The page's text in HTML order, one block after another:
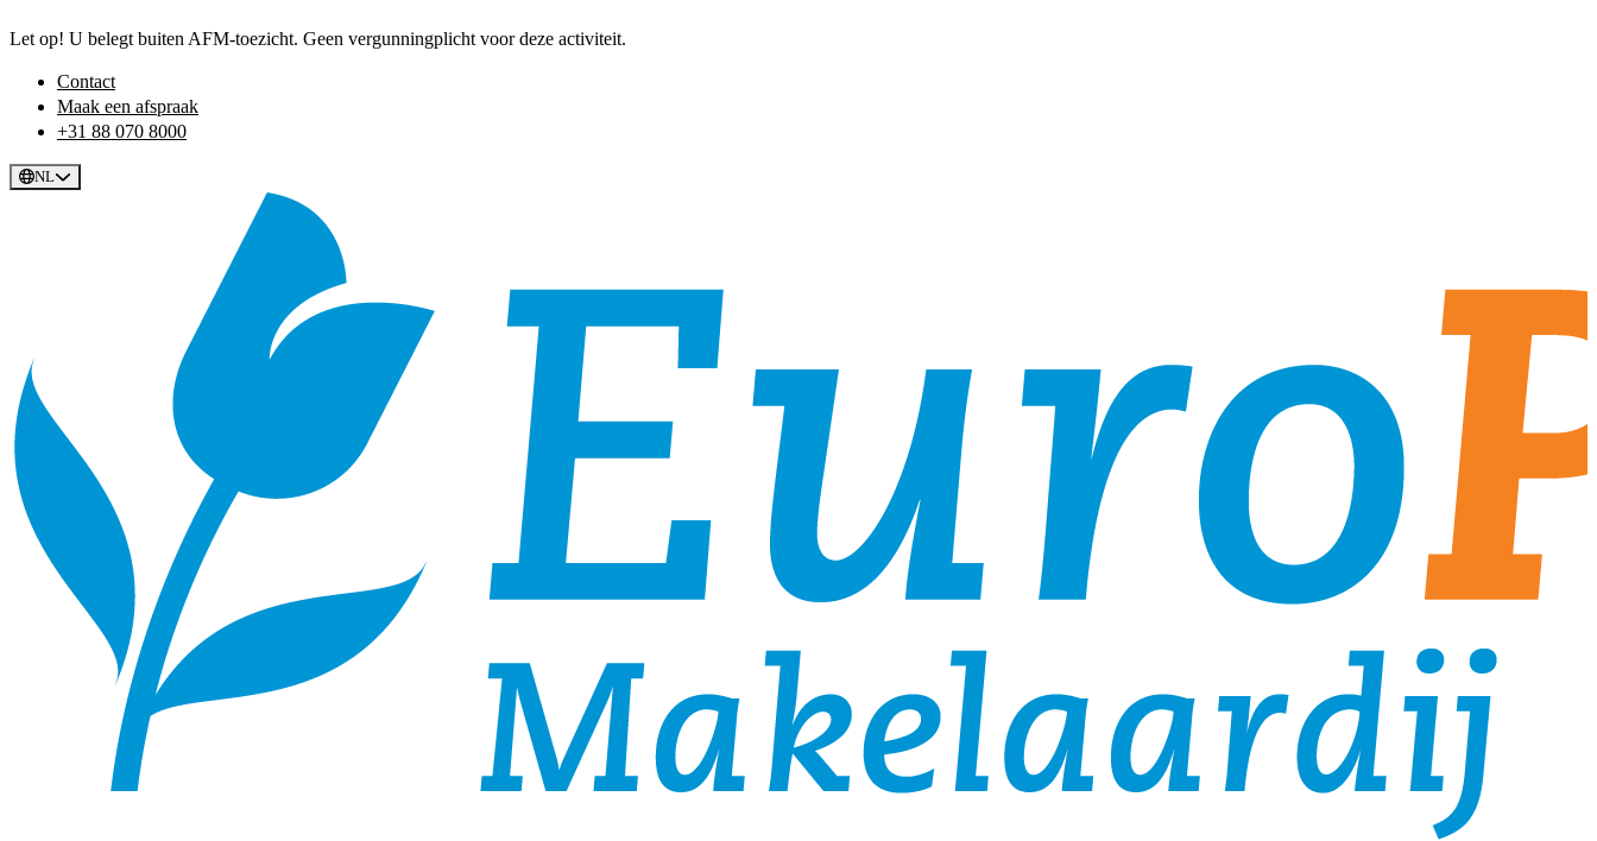
Let op! U belegt buiten AFM-toezicht. Geen vergunningplicht voor deze activiteit.
Contact
Maak een afspraak
+31 88 070 8000
NL